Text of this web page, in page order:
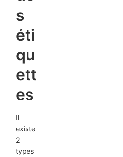
s
éti
qu
ett
es
Il
existe
2
types